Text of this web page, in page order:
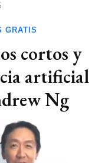
GRATIS
cortos y
artificial
Ng